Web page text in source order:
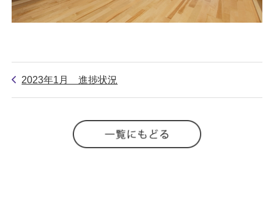
2023年1月 進捗状況